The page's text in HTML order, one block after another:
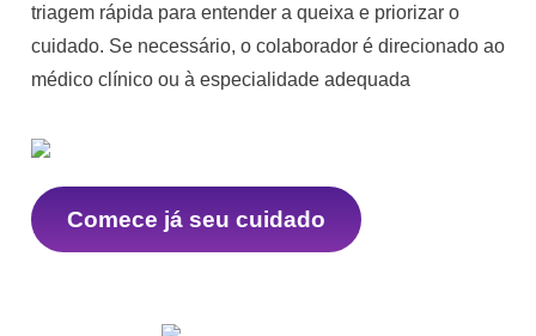
triagem rápida para entender a queixa e priorizar o
cuidado. Se necessário, o colaborador é direcionado ao
médico clínico ou à especialidade adequada
Comece já seu cuidado